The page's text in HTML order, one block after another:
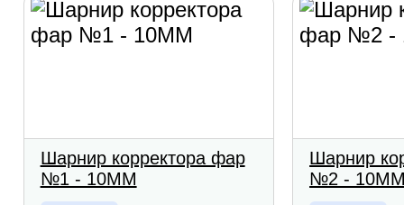
Шарнир корректора фар
№1 - 10MM
Шарнир
№2 -